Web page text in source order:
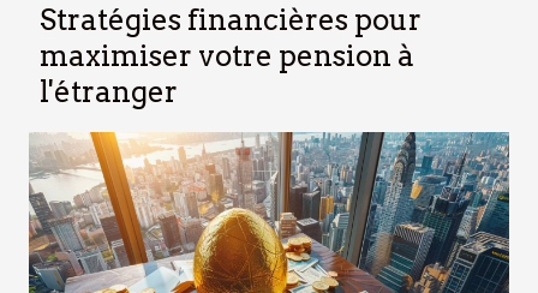
Stratégies financières pour
maximiser votre pension à
l'étranger